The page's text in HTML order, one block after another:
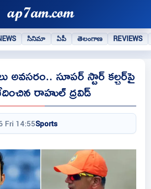
సినిమా ఏపీ తెలంగాణ REVIEWS
అవసరం.. సూపర్ స్టార్ కల్చర్‌పై
రాహుల్ ద్రవిడ్
Fri 14:55Sports